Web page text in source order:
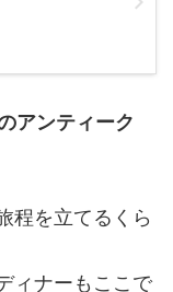
アンティーク
程を立てるくら
ィナーもここで